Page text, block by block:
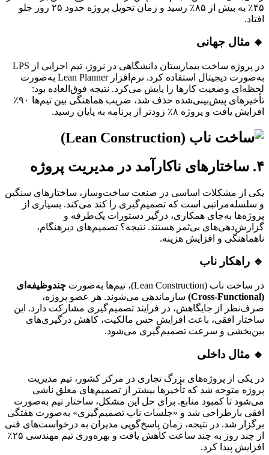
۴۵٪ به بیش از ۸۵٪ رسید و زمان تحویل پروژه حدود ۲۵ روز جلو
افتاد.
🔸 مثال جهانی
در پروژه ساخت بیمارستان دانشگاهی در نروژ، تیم اجرایی از LPS
به‌صورت دیجیتال استفاده کرد. نرم‌افزار Lean Planner به‌صورت
لحظه‌ای وضعیت کارها را پایش می‌کرد. نتیجه فوق‌العاده بود:
تأخیرهای پیش‌بینی‌شده حذف شد، ضریب هماهنگی بین تیم‌ها ۹۰٪
افزایش یافت و پروژه ۸٪ زودتر از برنامه به پایان رسید.
۴. ساختارهای ناکارآمد در مدیریت پروژه
یکی از مشکلات اساسی در صنعت ساخت‌وساز، ساختارهای سنگین
و سلسله‌مراتبی است که تصمیم‌گیری را کند می‌کند. بسیاری از
پروژه‌ها به‌جای همکاری، درگیر دستورات یک‌طرفه و
گزارش‌دهی‌های بی‌ثمر هستند. نتیجه؟ تصمیم‌های دیرهنگام،
ناهماهنگی و افزایش هزینه.
🔹 راهکار ناب
در ساخت ناب (Lean Construction)، تیم‌ها به‌صورت
چندوظیفه‌ای
(Cross-Functional)
سازماندهی می‌شوند. هر عضو پروژه،
صرف‌نظر از جایگاهش، در فرایند تصمیم‌گیری مشارکت دارد. این
ساختار افقی، باعث افزایش حس مالکیت، کاهش درگیری‌های
بین‌بخشی و سرعت تصمیم‌گیری می‌شود.
🔸 مثال داخلی
در یکی از پروژه‌های بزرگ تجاری در مرکز کشور، تیم مدیریت
پروژه متوجه شد که تأخیرها بیشتر از تصمیم‌های معلق ناشی
می‌شود تا کمبود منابع. برای حل این مشکل، ساختار تیم به‌صورت
افقی بازطراحی شد و «جلسات ناب تصمیم‌گیری» به‌صورت هفتگی
برگزار شد. در نتیجه، زمان پاسخ‌گویی مدیران به درخواست‌های فنی
از چند روز به چند ساعت کاهش یافت و بهره‌وری تیم مهندسی ۲۵٪
افزایش پیدا کرد.